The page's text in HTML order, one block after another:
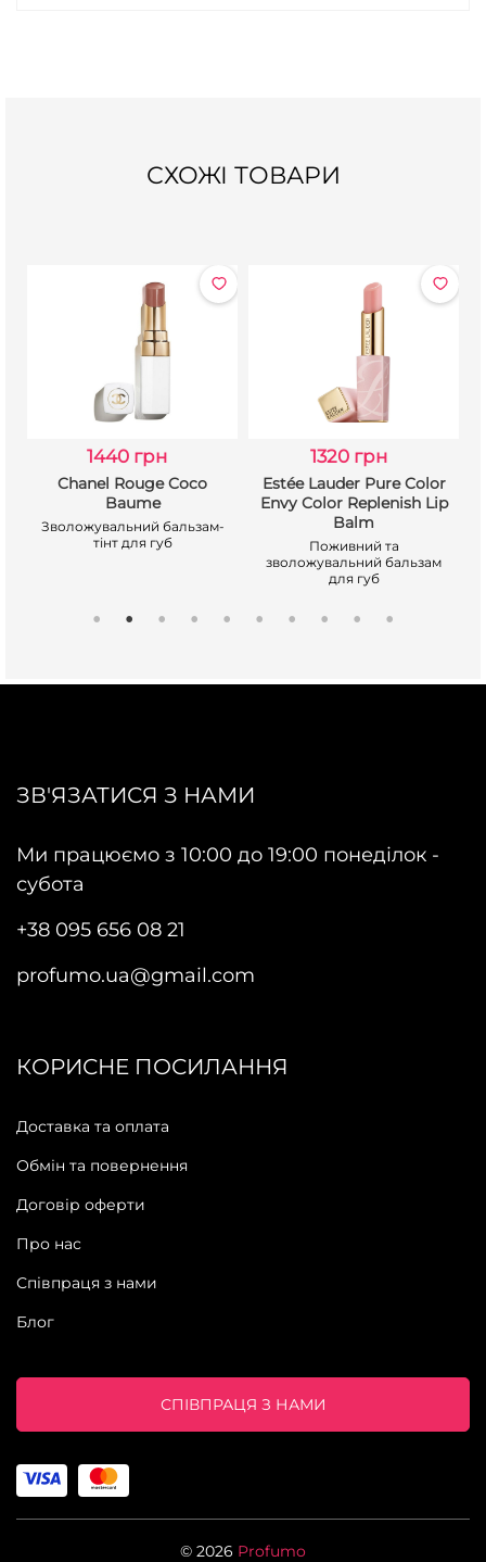
СХОЖІ ТОВАРИ
1440 грн
Chanel Rouge Coco
Baume
Зволожувальний бальзам-
тінт для губ
1320 грн
Estée Lauder Pure Color
Envy Color Replenish Lip
Balm
Поживний та
зволожувальний бальзам
для губ
ЗВ'ЯЗАТИСЯ З НАМИ
Ми працюємо з 10:00 до 19:00 понеділок -
субота
+38 095 656 08 21
profumo.ua@gmail.com
КОРИСНЕ ПОСИЛАННЯ
Доставка та оплата
Обмін та повернення
Договір оферти
Про нас
Співпраця з нами
Блог
СПІВПРАЦЯ З НАМИ
© 2026 Profumo